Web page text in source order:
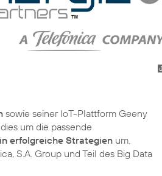
sowie seiner IoT-Plattform Geeny
um die passende
erfolgreiche Strategien um.
S.A. Group und Teil des Big Data